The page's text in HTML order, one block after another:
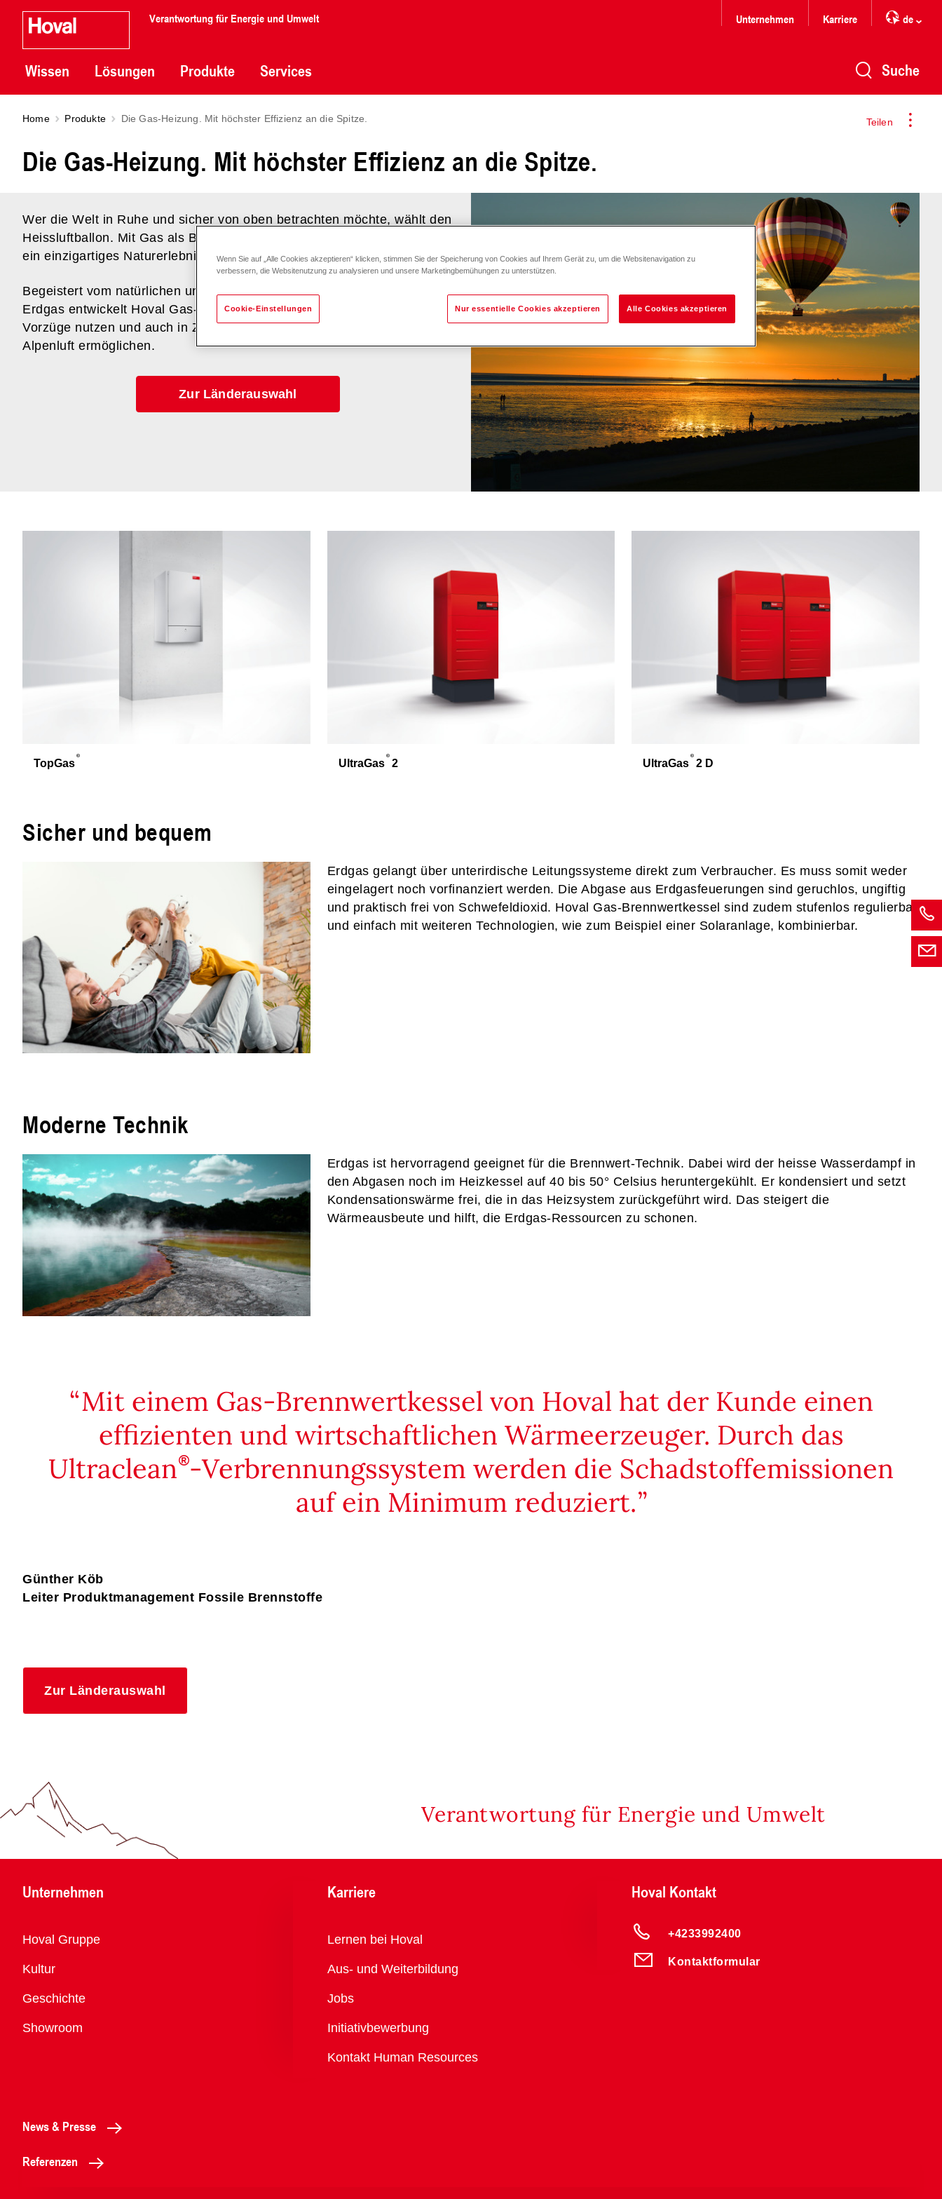
Verantwortung für Energie und Umwelt
Wissen Lösungen Produkte Services
Unternehmen Karriere de
Suche
Teilen
Home Produkte Die Gas-Heizung. Mit höchster Effizienz an die Spitze.
Die Gas-Heizung. Mit höchster Effizienz an die Spitze.
Wer die Welt in Ruhe und sicher von oben betrachten möchte, wählt den
Heissluftballon. Mit Gas als Brennstoff ermöglicht er seinen Passagieren
ein einzigartiges Naturerlebnis.
Begeistert vom natürlichen und umweltschonenden Energieträger
Erdgas entwickelt Hoval Gas-Brennwertkessel, die dessen gesamte
Vorzüge nutzen und auch in Zukunft Ballonfahrten durch saubere
Alpenluft ermöglichen.
Zur Länderauswahl
TopGas UltraGas 2 UltraGas 2 D
Sicher und bequem
Erdgas gelangt über unterirdische Leitungssysteme direkt zum Verbraucher. Es muss somit weder
eingelagert noch vorfinanziert werden. Die Abgase aus Erdgasfeuerungen sind geruchlos, ungiftig
und praktisch frei von Schwefeldioxid. Hoval Gas-Brennwertkessel sind zudem stufenlos regulierbar
und einfach mit weiteren Technologien, wie zum Beispiel einer Solaranlage, kombinierbar.
Moderne Technik
Erdgas ist hervorragend geeignet für die Brennwert-Technik. Dabei wird der heisse Wasserdampf in
den Abgasen noch im Heizkessel auf 40 bis 50° Celsius heruntergekühlt. Er kondensiert und setzt
Kondensationswärme frei, die in das Heizsystem zurückgeführt wird. Das steigert die
Wärmeausbeute und hilft, die Erdgas-Ressourcen zu schonen.
Mit einem Gas-Brennwertkessel von Hoval hat der Kunde einen
effizienten und wirtschaftlichen Wärmeerzeuger. Durch das
Ultraclean -Verbrennungssystem werden die Schadstoffemissionen
auf ein Minimum reduziert.
Günther Köb
Leiter Produktmanagement Fossile Brennstoffe
Zur Länderauswahl
Verantwortung für Energie und Umwelt
Unternehmen
Übersicht
Hoval Gruppe
Kultur
Geschichte
Showroom
Karriere
Übersicht
Lernen bei Hoval
Aus- und Weiterbildung
Jobs
Initiativbewerbung
Kontakt Human Resources
Hoval Kontakt
+4233992400
Kontaktformular
News & Presse
Referenzen
Wenn Sie auf „Alle Cookies akzeptieren“ klicken, stimmen Sie der Speicherung von Cookies auf Ihrem Gerät zu, um die Websitenavigation zu
verbessern, die Websitenutzung zu analysieren und unsere Marketingbemühungen zu unterstützen.
Cookie-Einstellungen Nur essentielle Cookies akzeptieren Alle Cookies akzeptieren